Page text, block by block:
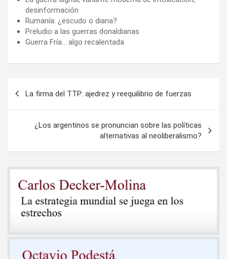
desinformación
Rumanía: ¿escudo o diana?
Preludio a las guerras donaldianas
Guerra Fría… algo recalentada
entradas
La firma del TTP: ajedrez y reequilibrio de fuerzas
¿Los argentinos se pronuncian sobre las políticas
alternativas al neoliberalismo?